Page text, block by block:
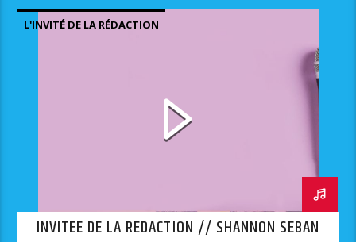
L'INVITÉ DE LA RÉDACTION
INVITEE DE LA REDACTION // SHANNON SEBAN